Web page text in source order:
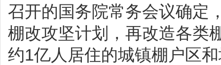
召开的国务院常务会议确定
棚改攻坚计划，再改造各类
约1亿人居住的城镇棚户区